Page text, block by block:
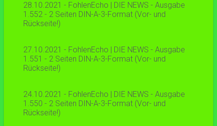
28.10.2021 - FohlenEcho | DIE NEWS - Ausgabe
1.552 - 2 Seiten DIN-A-3-Format (Vor- und
Rückseite!)
27.10.2021 - FohlenEcho | DIE NEWS - Ausgabe
1.551 - 2 Seiten DIN-A-3-Format (Vor- und
Rückseite!)
24.10.2021 - FohlenEcho | DIE NEWS - Ausgabe
1.550 - 2 Seiten DIN-A-3-Format (Vor- und
Rückseite!)